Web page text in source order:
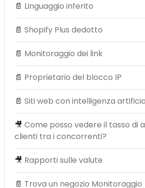
📄 Linguaggio inferito
📄 Shopify Plus dedotto
📄 Monitoraggio dei link
📄 Proprietario del blocco IP
📄 Siti web con intelligenza
🎥 Come posso vedere il tasso di
clienti tra i concorrenti?
🎥 Rapporti sulle valute
📄 Trova un negozio Monitoraggio